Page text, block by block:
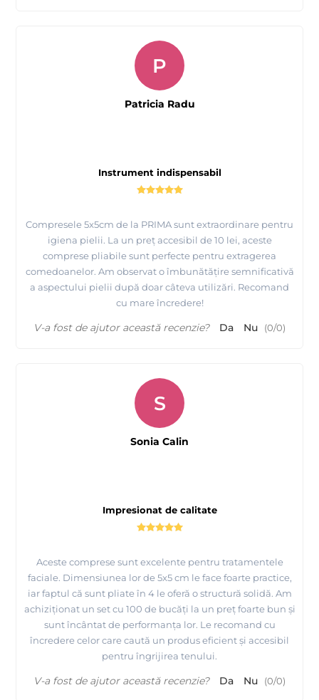
Instrument indispensabil
Compresele 5x5cm de la PRIMA sunt extraordinare pentru
igiena pielii. La un preț accesibil de 10 lei, aceste
comprese pliabile sunt perfecte pentru extragerea
comedoanelor. Am observat o îmbunătățire semnificativă
a aspectului pielii după doar câteva utilizări. Recomand
cu mare încredere!
P
Patricia Radu
V-a fost de ajutor această recenzie? Da Nu (0/0)
Impresionat de calitate
Aceste comprese sunt excelente pentru tratamentele
faciale. Dimensiunea lor de 5x5 cm le face foarte practice,
iar faptul că sunt pliate în 4 le oferă o structură solidă. Am
achiziționat un set cu 100 de bucăți la un preț foarte bun și
sunt încântat de performanța lor. Le recomand cu
încredere celor care caută un produs eficient și accesibil
pentru îngrijirea tenului.
S
Sonia Calin
V-a fost de ajutor această recenzie? Da Nu (0/0)